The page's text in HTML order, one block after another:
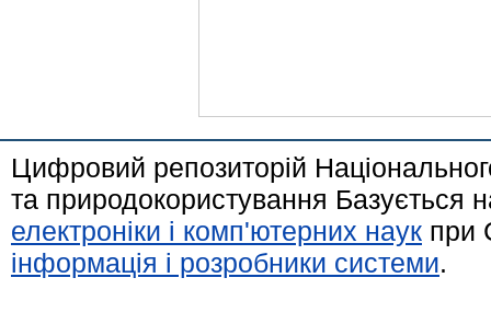
Цифровий репозиторій
та природокористування Базується
електроніки і комп'ютерних наук при
інформація і розробники системи.